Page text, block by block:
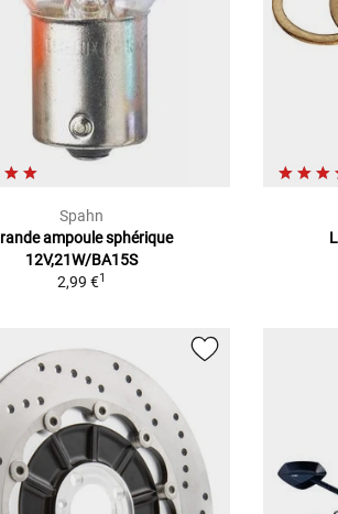
Spahn
ampoule sphérique
12V,21W/BA15S
2,99 €1